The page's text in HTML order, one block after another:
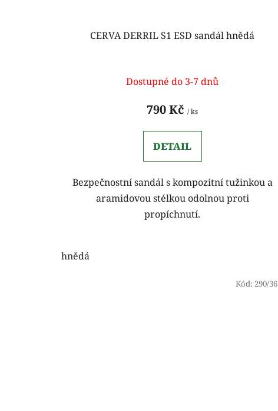
CERVA DERRIL S1 ESD sandál hnědá
Dostupné do 3-7 dnů
790 Kč/ ks
DETAIL
Bezpečnostní sandál s kompozitní tužinkou a
aramidovou stélkou odolnou proti
propíchnutí.
hnědá
Kód:290/36